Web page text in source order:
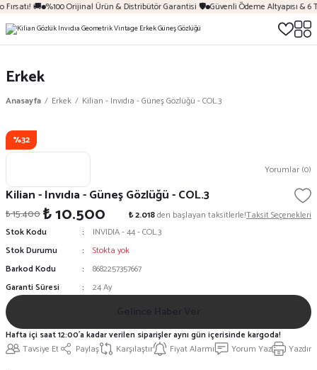
🚚 %100 Orijinal Ürün & Distribütör Garantisi 🛡️ Güvenli Ödeme Altyapısı & 6
Erkek
Anasayfa Erkek Kilian - Invıdıa - Güneş Gözlüğü - COL.3
%32
Yorumlar (0)
Kilian - Invıdıa - Güneş Gözlüğü - COL.3
₺ 15.400₺ 10.500 ₺ 2.018den başlayan taksitlerle!Taksit Seçenekleri
Stok Kodu
INVIDIA - 44 - COL.3
Stok Durumu
Stokta yok
Barkod Kodu
8682257357667
Garanti Süresi
24 Ay
Tavsiye Et Paylaş Karşılaştır Fiyat Alarmı Yorum Yaz Yazdır
Hafta içi saat 12:00'a kadar verilen siparişler aynı gün içerisinde kargoda!